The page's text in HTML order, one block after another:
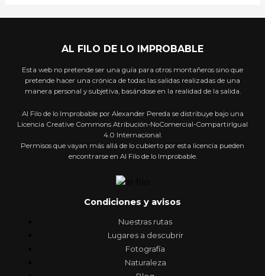
AL FILO DE LO IMPROBABLE
Esta web no pretende ser una guía para otros montañeros sino que
pretende hacer una crónica de todas las salidas realizadas de una
manera personal y subjetiva, basándose en la realidad de la salida.
Al Filo de lo Improbable por Alexander Pereda se distribuye bajo una
Licencia Creative Commons Atribución-NoComercial-CompartirIgual
4.0 Internacional.
Permisos que vayan más allá de lo cubierto por esta licencia pueden
encontrarse en Al Filo de lo Improbable.
Condiciones y avisos
Nuestras rutas
Lugares a descubrir
Fotografía
Naturaleza